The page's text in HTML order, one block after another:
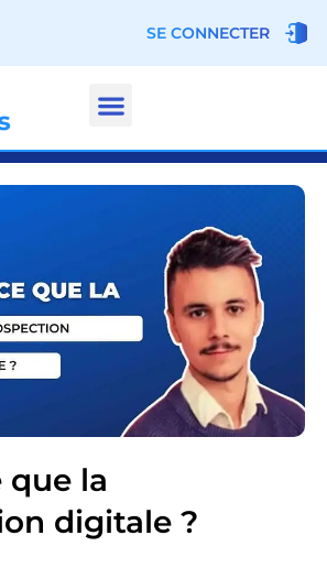
SE CONNECTER
que la
digitale ?